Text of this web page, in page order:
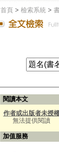
首頁> 檢索系統>
閱讀本文
作者或出版者未授
無法提供閱讀
加值服務